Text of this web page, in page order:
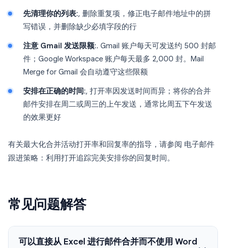
先清理你的列表:, 删除重复项，修正电子邮件地址中的拼
写错误，并删除缺少必填字段的行
注意 Gmail 发送限额:. Gmail 账户每天可发送约 500 封邮
件；Google Workspace 账户每天最多 2,000 封。Mail
Merge for Gmail 会自动遵守这些限额
安排在正确的时间:, 打开率因发送时间而异；将你的合并
邮件安排在周二或周三的上午发送，通常比周五下午发送
的效果更好
有关最大化合并活动打开率和回复率的指导，请参阅 电子邮件
跟进策略：利用打开追踪完美安排你的回复时间。
常见问题解答
可以直接从 Excel 进行邮件合并而不使用 Word